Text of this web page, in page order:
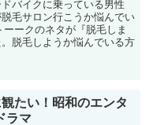
バイクに乗っている男性
毛サロン行こうか悩んでい
ークのネタが『脱毛しま
脱毛しようか悩んでいる方
たい！昭和のエンタ
ラマ